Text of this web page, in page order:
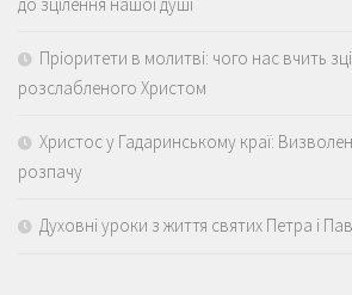
Пріоритети в молитві: чого нас вчить
розслабленого Христом
Христос у Гадаринському краї:
розпачу
Духовні уроки з життя святих Петра і